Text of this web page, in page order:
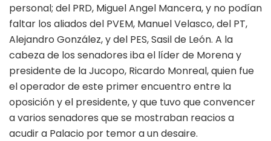
personal; del PRD, Miguel Angel Mancera, y no podían
faltar los aliados del PVEM, Manuel Velasco, del PT,
Alejandro González, y del PES, Sasil de León. A la
cabeza de los senadores iba el líder de Morena y
presidente de la Jucopo, Ricardo Monreal, quien fue
el operador de este primer encuentro entre la
oposición y el presidente, y que tuvo que convencer
a varios senadores que se mostraban reacios a
acudir a Palacio por temor a un desaire.